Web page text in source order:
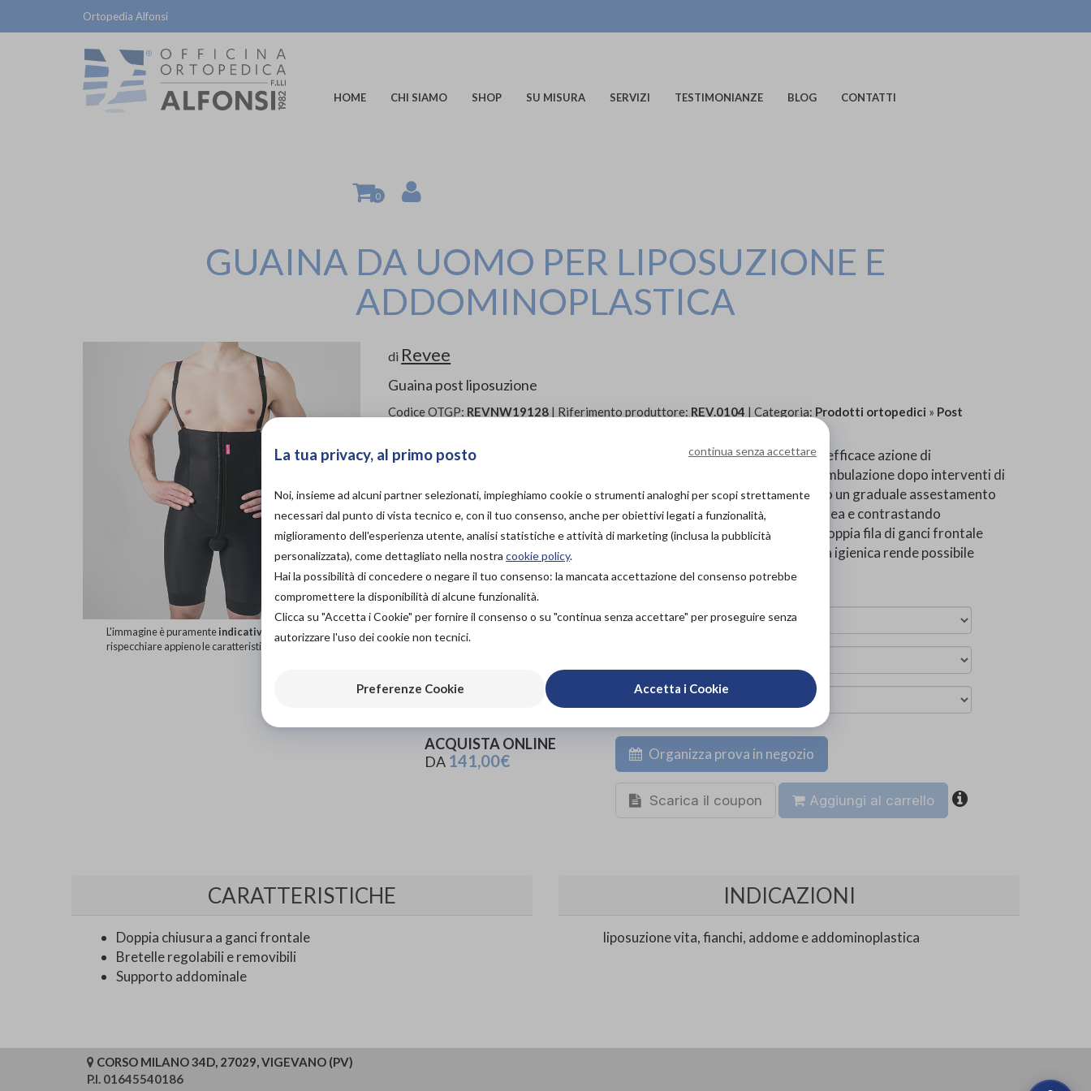
Ortopedia Alfonsi
HOME CHI SIAMO SHOP SU MISURA SERVIZI TESTIMONIANZE BLOG CONTATTI
0
GUAINA DA UOMO PER LIPOSUZIONE E
ADDOMINOPLASTICA
L'immagine è puramenteindicativa
e potrebbe non
rispecchiare appieno le caratteristiche del prodotto.
di Revee
Guaina post liposuzione
Codice OTGP: REVNW19128 | Riferimento produttore: REV.0104 | Categoria: Prodotti ortopedici » Post
Le guaine per liposuzione da uomo Lipo Revée REV.0104 garantiscono un’efficace azione di
compressione omogenea e costante, necessaria nel primo periodo di deambulazione dopo interventi di
liposuzione. Contengono efficacemente ematomi e gonfiori e permettono un graduale assestamento
dei tessuti epidermici, favorendo una corretta cicatrizzazione sottocutanea e contrastando
formazione di lassità e irregolarità. Le bretelle regolabili e rimovibili e la doppia fila di ganci frontale
permettono una perfetta regolazione della guaina. L’abbondante apertura igienica rende possibile
l’utilizzo 24 ore su 24 .
PROVA E ACQUISTA IN
NEGOZIO
DA141,00€
PROVA E NOLEGGIA IN
NEGOZIO
NON DISPONIBILE
ACQUISTA ONLINE
DA 141,00€ Organizza prova in negozio
Scarica il coupon Aggiungi al carrello
CARATTERISTICHE
Doppia chiusura a ganci frontale
Bretelle regolabili e removibili
Supporto addominale
INDICAZIONI
liposuzione vita, fianchi, addome e addominoplastica
CORSO MILANO 34D, 27029, VIGEVANO (PV)
P.I. 01645540186
La tua privacy, al primo posto continua senza accettare
Noi, insieme ad alcuni partner selezionati, impieghiamo cookie o strumenti analoghi per scopi strettamente
necessari dal punto di vista tecnico e, con il tuo consenso, anche per obiettivi legati a funzionalità,
miglioramento dell'esperienza utente, analisi statistiche e attività di marketing (inclusa la pubblicità
personalizzata), come dettagliato nella nostra cookie policy.
Hai la possibilità di concedere o negare il tuo consenso: la mancata accettazione del consenso potrebbe
compromettere la disponibilità di alcune funzionalità.
Clicca su "Accetta i Cookie" per fornire il consenso o su "continua senza accettare" per proseguire senza
autorizzare l'uso dei cookie non tecnici.
Preferenze Cookie Accetta i Cookie